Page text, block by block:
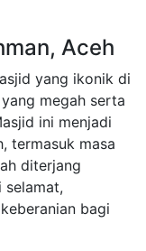
Aceh
yang ikonik di
megah serta
ini menjadi
termasuk masa
diterjang
selamat,
bagi